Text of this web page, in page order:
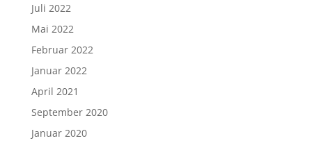
Juli 2022
Mai 2022
Februar 2022
Januar 2022
April 2021
September 2020
Januar 2020